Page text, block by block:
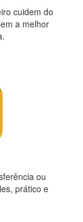
cuidem do
a melhor
ou
prático e